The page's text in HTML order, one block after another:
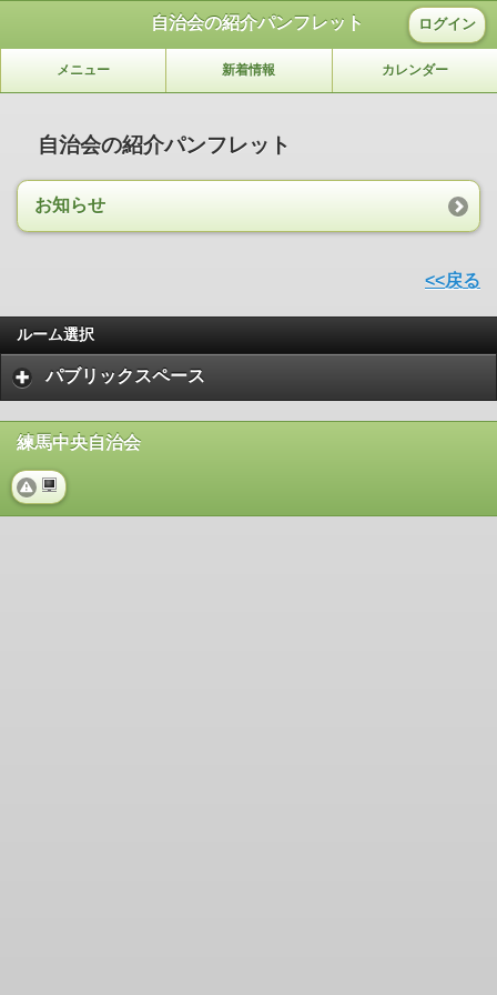
自治会の紹介パンフレット ログイン
メニュー 新着情報 カレンダー
自治会の紹介パンフレット
お知らせ
<<戻る
ルーム選択
パブリックスペース
練馬中央自治会